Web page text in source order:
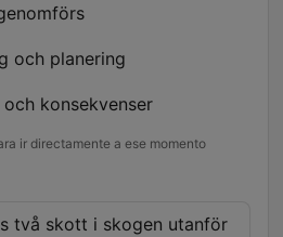
och planering
konsekvenser
ir directamente a ese momento
två skott i skogen utanför